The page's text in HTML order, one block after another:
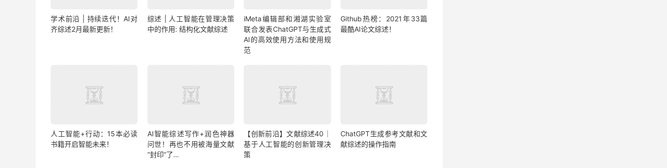
学术前沿 | 持续迭代！AI对
齐综述2月最新更新！
综述 | 人工智能在管理决策
中的作用: 结构化文献综述
iMeta编辑部和湘湖实验室
联合发表ChatGPT与生成式
AI的高效使用方法和使用规
范
Github热榜：2021年33篇
最酷AI论文综述！
人工智能+行动：15本必读
书籍开启智能未来！
AI智能综述写作+润色神器
问世！再也不用被海量文献
“封印”了…
【创新前沿】文献综述40｜
基于人工智能的创新管理决
策
ChatGPT生成参考文献和文
献综述的操作指南